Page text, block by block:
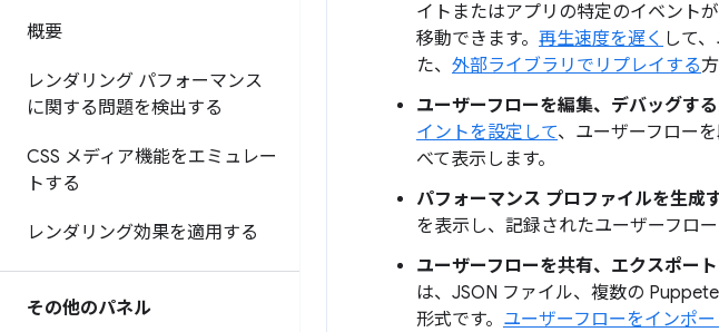
概要
レンダリング パフォーマンス
に関する問題を検出する
CSS メディア機能をエミュレー
トする
レンダリング効果を適用する
その他のパネル
イトまたはアプリの特定のイベント
移動できます。 再生速度を遅く して
た、 外部ライブラリでリプレイする
ユーザーフローを編集、デバッグする
イントを設定して、ユーザーフローを
べて表示します。
パフォーマンス プロファイルを生成
を表示し、記録されたユーザーフロ
ユーザーフローを共有、エクスポー
は、JSON ファイル、複数の
形式です。 ユーザーフローをインポー